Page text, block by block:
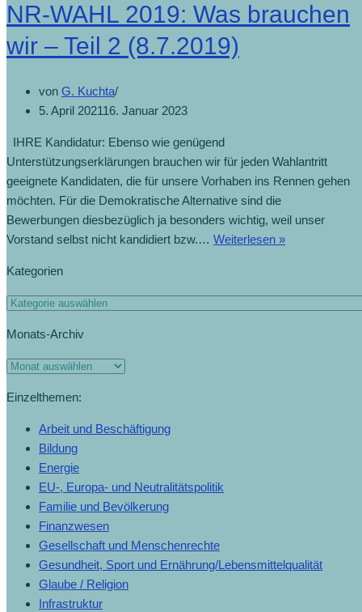
NR-WAHL 2019: Was brauchen
wir – Teil 2 (8.7.2019)
von G. Kuchta
5. April 202116. Januar 2023
IHRE Kandidatur: Ebenso wie genügend
Unterstützungserklärungen brauchen wir für jeden Wahlantritt
geeignete Kandidaten, die für unsere Vorhaben ins Rennen gehen
möchten. Für die Demokratische Alternative sind die
Bewerbungen diesbezüglich ja besonders wichtig, weil unser
Vorstand selbst nicht kandidiert bzw.… Weiterlesen »
Kategorien
Monats-Archiv
Einzelthemen:
Arbeit und Beschäftigung
Bildung
Energie
EU-, Europa- und Neutralitätspolitik
Familie und Bevölkerung
Finanzwesen
Gesellschaft und Menschenrechte
Gesundheit, Sport und Ernährung/Lebensmittelqualität
Glaube / Religion
Infrastruktur